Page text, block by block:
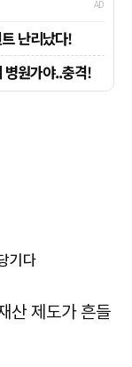
기다
산 제도가 흔들